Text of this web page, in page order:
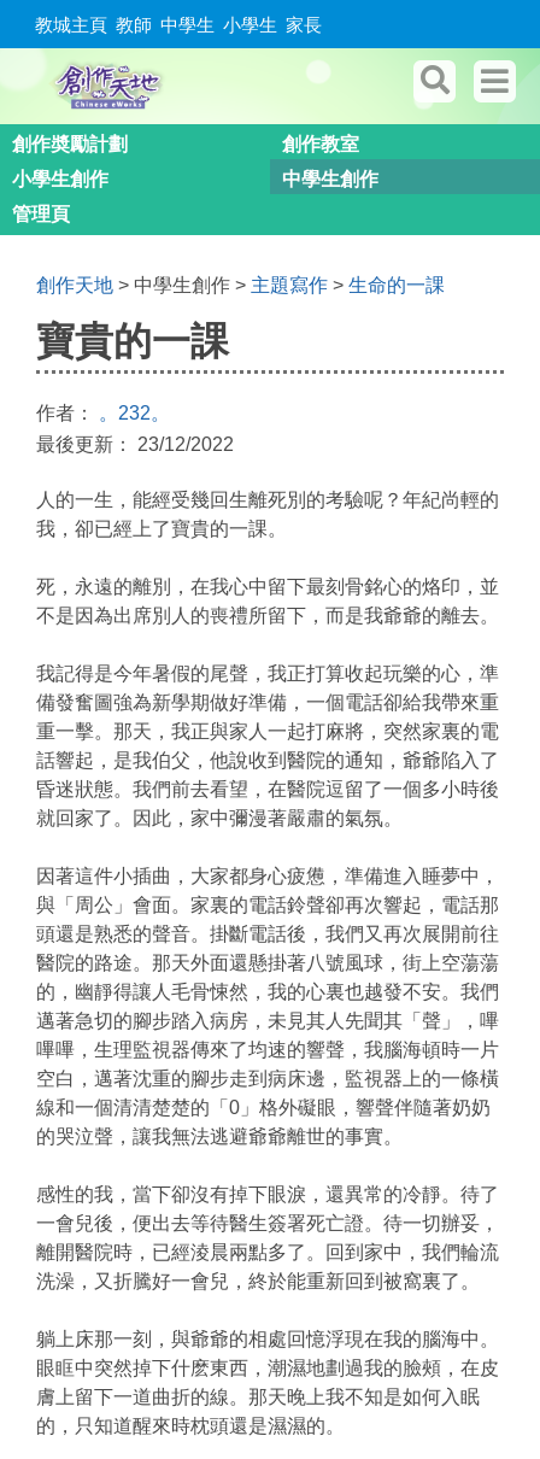
教城主頁 教師 中學生 小學生 家長
創作奬勵計劃
創作教室
小學生創作
中學生創作
管理頁
創作天地 > 中學生創作 > 主題寫作 > 生命的一課
寶貴的一課
作者：
。232。
最後更新： 23/12/2022
人的一生，能經受幾回生離死別的考驗呢？年紀尚輕的
我，卻已經上了寶貴的一課。
死，永遠的離別，在我心中留下最刻骨銘心的烙印，並
不是因為出席別人的喪禮所留下，而是我爺爺的離去。
我記得是今年暑假的尾聲，我正打算收起玩樂的心，準
備發奮圖強為新學期做好準備，一個電話卻給我帶來重
重一擊。那天，我正與家人一起打麻將，突然家裏的電
話響起，是我伯父，他說收到醫院的通知，爺爺陷入了
昏迷狀態。我們前去看望，在醫院逗留了一個多小時後
就回家了。因此，家中彌漫著嚴肅的氣氛。
因著這件小插曲，大家都身心疲憊，準備進入睡夢中，
與「周公」會面。家裏的電話鈴聲卻再次響起，電話那
頭還是熟悉的聲音。掛斷電話後，我們又再次展開前往
醫院的路途。那天外面還懸掛著八號風球，街上空蕩蕩
的，幽靜得讓人毛骨悚然，我的心裏也越發不安。我們
邁著急切的腳步踏入病房，未見其人先聞其「聲」，嗶
嗶嗶，生理監視器傳來了均速的響聲，我腦海頓時一片
空白，邁著沈重的腳步走到病床邊，監視器上的一條橫
線和一個清清楚楚的「0」格外礙眼，響聲伴隨著奶奶
的哭泣聲，讓我無法逃避爺爺離世的事實。
感性的我，當下卻沒有掉下眼淚，還異常的冷靜。待了
一會兒後，便出去等待醫生簽署死亡證。待一切辦妥，
離開醫院時，已經淩晨兩點多了。回到家中，我們輪流
洗澡，又折騰好一會兒，終於能重新回到被窩裏了。
躺上床那一刻，與爺爺的相處回憶浮現在我的腦海中。
眼眶中突然掉下什麽東西，潮濕地劃過我的臉頰，在皮
膚上留下一道曲折的線。那天晚上我不知是如何入眠
的，只知道醒來時枕頭還是濕濕的。